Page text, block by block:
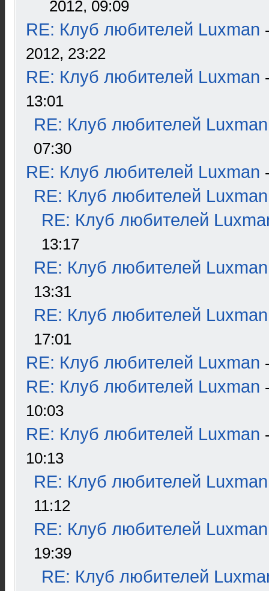
2012, 09:09
RE: Клуб любителей Luxman
2012, 23:22
RE: Клуб любителей Luxman
13:01
RE: Клуб любителей Luxman
07:30
RE: Клуб любителей Luxman
RE: Клуб любителей Luxman
RE: Клуб любителей
13:17
RE: Клуб любителей Luxman
13:31
RE: Клуб любителей Luxman
17:01
RE: Клуб любителей Luxman
RE: Клуб любителей Luxman
10:03
RE: Клуб любителей Luxman
10:13
RE: Клуб любителей Luxman
11:12
RE: Клуб любителей Luxman
19:39
RE: Клуб любителей